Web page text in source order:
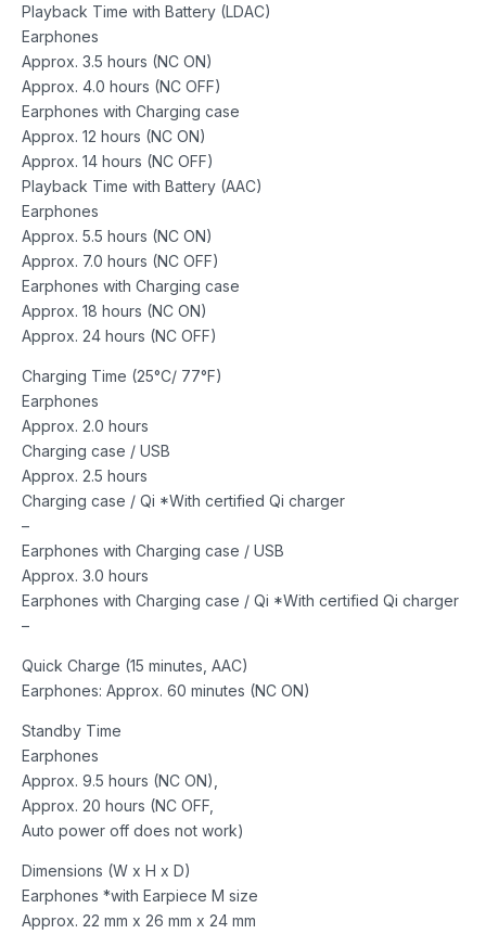
Playback Time with Battery (LDAC)
Earphones
Approx. 3.5 hours (NC ON)
Approx. 4.0 hours (NC OFF)
Earphones with Charging case
Approx. 12 hours (NC ON)
Approx. 14 hours (NC OFF)
Playback Time with Battery (AAC)
Earphones
Approx. 5.5 hours (NC ON)
Approx. 7.0 hours (NC OFF)
Earphones with Charging case
Approx. 18 hours (NC ON)
Approx. 24 hours (NC OFF)
Charging Time (25°C/ 77°F)
Earphones
Approx. 2.0 hours
Charging case / USB
Approx. 2.5 hours
Charging case / Qi *With certified Qi charger
–
Earphones with Charging case / USB
Approx. 3.0 hours
Earphones with Charging case / Qi *With certified Qi charger
–
Quick Charge (15 minutes, AAC)
Earphones: Approx. 60 minutes (NC ON)
Standby Time
Earphones
Approx. 9.5 hours (NC ON),
Approx. 20 hours (NC OFF,
Auto power off does not work)
Dimensions (W x H x D)
Earphones *with Earpiece M size
Approx. 22 mm x 26 mm x 24 mm